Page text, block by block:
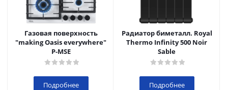
Газовая поверхность
"making Oasis everywhere"
P-MSE
Подробнее
Радиатор биметалл. Royal
Thermo Infinity 500 Noir
Sable
Подробнее